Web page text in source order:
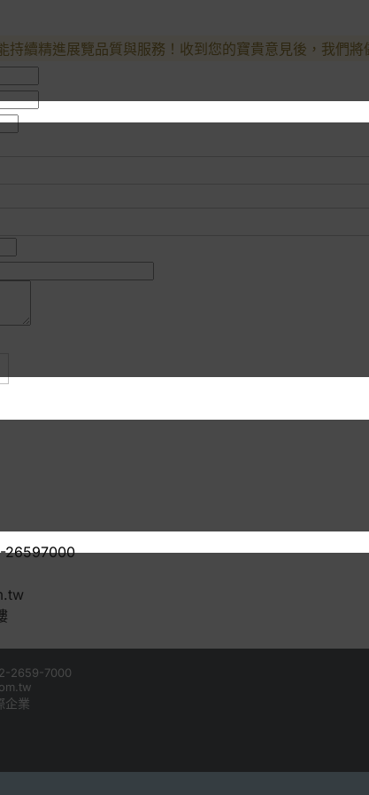
持續精進展覽品質與服務！收到您的寶貴意見後，我們將
26597000
2659-7000
企業